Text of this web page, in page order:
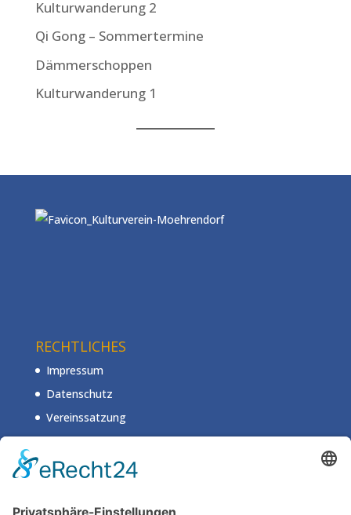
Kulturwanderung 2
Qi Gong – Sommertermine
Dämmerschoppen
Kulturwanderung 1
RECHTLICHES
Impressum
Datenschutz
Vereinssatzung
Mitgliedsantrag